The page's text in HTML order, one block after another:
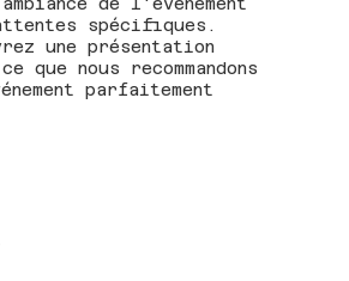
spécifiques.
une présentation
que nous recommandons
parfaitement